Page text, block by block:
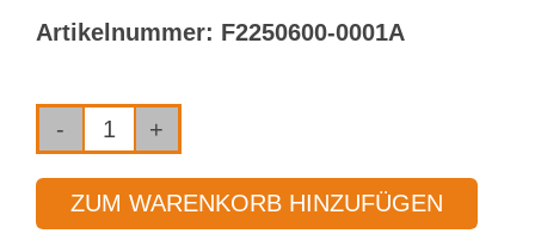
Artikelnummer: F2250600-0001A
Fräser
2-
Schneider
ZUM WARENKORB HINZUFÜGEN